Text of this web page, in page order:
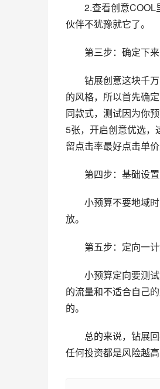
2.查看创意COOL
伙伴不犹豫就它了。
第三步：确定下来
钻展创意这块千万
的风格，所以首先确
同款式，测试因为你
5张，开启创意优选，
留点击率最好点击单
第四步：基础设置
小预算不要地域时
放。
第五步：定向一计
小预算定向要测试
的流量和不适合自己
的。
总的来说，钻展回
任何投资都是风险越